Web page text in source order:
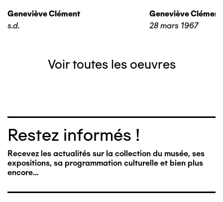
Geneviève Clément
s.d.
Geneviève Clément
28 mars 1967
Voir toutes les oeuvres
Restez informés !
Recevez les actualités sur la collection du musée, ses
expositions, sa programmation culturelle et bien plus
encore…